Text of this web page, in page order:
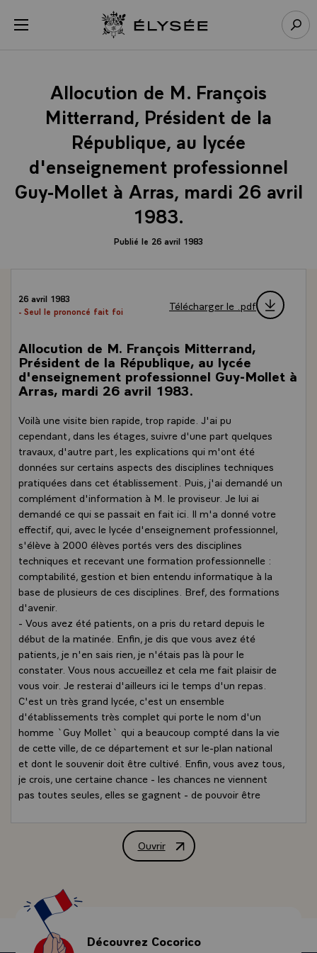
menu Retour à l’accueil Élysée
Allocution de M. François
Mitterrand, Président de la
République, au lycée
d'enseignement professionnel
Guy-Mollet à Arras, mardi 26 avril
1983.
Publié le 26 avril 1983
26 avril 1983
- Seul le prononcé fait foi
Télécharger le .pdf
Allocution de M. François Mitterrand,
Président de la République, au lycée
d'enseignement professionnel Guy-Mollet à
Arras, mardi 26 avril 1983.
Voilà une visite bien rapide, trop rapide. J'ai pu
cependant, dans les étages, suivre d'une part quelques
travaux, d'autre part, les explications qui m'ont été
données sur certains aspects des disciplines techniques
pratiquées dans cet établissement. Puis, j'ai demandé un
complément d'information à M. le proviseur. Je lui ai
demandé ce qui se passait en fait ici. Il m'a donné votre
effectif, qui, avec le lycée d'enseignement professionnel,
s'élève à 2000 élèves portés vers des disciplines
techniques et recevant une formation professionnelle :
comptabilité, gestion et bien entendu informatique à la
base de plusieurs de ces disciplines. Bref, des formations
d'avenir.
- Vous avez été patients, on a pris du retard depuis le
début de la matinée. Enfin, je dis que vous avez été
patients, je n'en sais rien, je n'étais pas là pour le
constater. Vous nous accueillez et cela me fait plaisir de
vous voir. Je resterai d'ailleurs ici le temps d'un repas.
C'est un très grand lycée, c'est un ensemble
d'établissements très complet qui porte le nom d'un
homme `Guy Mollet` qui a beaucoup compté dans la vie
de cette ville, de ce département et sur le-plan national
et dont le souvenir doit être cultivé. Enfin, vous avez tous,
je crois, une certaine chance - les chances ne viennent
pas toutes seules, elles se gagnent - de pouvoir être
Voyez-vous c'est quand même triste quand je vois le
nombre de chômeurs en France - un peu plus de 2
composé de jeunes qui au sortir de leur école ou de leurs
diplômes professionnels ne trouvent pas de travail. Nous
avons donc décidé et le Premier ministre `Pierre
Mauroy` qui est ici l'a obtenu du gouvernement, que plus
de 600000 jeunes de 18 à 25 ans seront formés aux
Ouvrir
Allocution de M. François Mitterrand,
Découvrez Cocorico
Panneau de gestion des cookies